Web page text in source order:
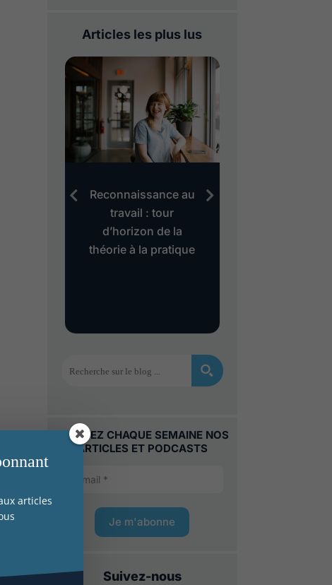
Articles les plus lus
au
et
?
Reconnaissance au
travail : tour
d’horizon de la
théorie à la pratique
RECEVEZ CHAQUE SEMAINE NOS
ARTICLES ET PODCASTS
Je m'abonne
Suivez-nous
articles